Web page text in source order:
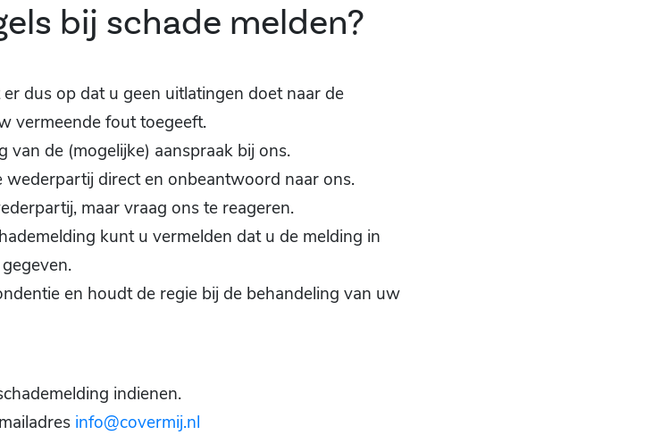
bij schade melden?
dus op dat u geen uitlatingen doet naar de
vermeende fout toegeeft.
van de (mogelijke) aanspraak bij ons.
wederpartij direct en onbeantwoord naar ons.
maar vraag ons te reageren.
kunt u vermelden dat u de melding in
en houdt de regie bij de behandeling van uw
indienen.
info@covermij.nl